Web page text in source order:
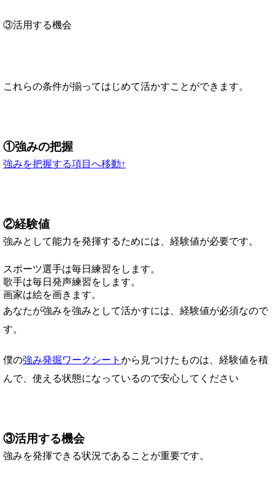
③活用する機会
これらの条件が揃ってはじめて活かすことができます。
①強みの把握
強みを把握する項目へ移動↑
②経験値
強みとして能力を発揮するためには、経験値が必要です。
スポーツ選手は毎日練習をします。
歌手は毎日発声練習をします。
画家は絵を画きます。
あなたが強みを強みとして活かすには、経験値が必須なので
す。
僕の強み発掘ワークシート から見つけたものは、経験値を積
んで、使える状態になっているので安心してください
③活用する機会
強みを発揮できる状況であることが重要です。